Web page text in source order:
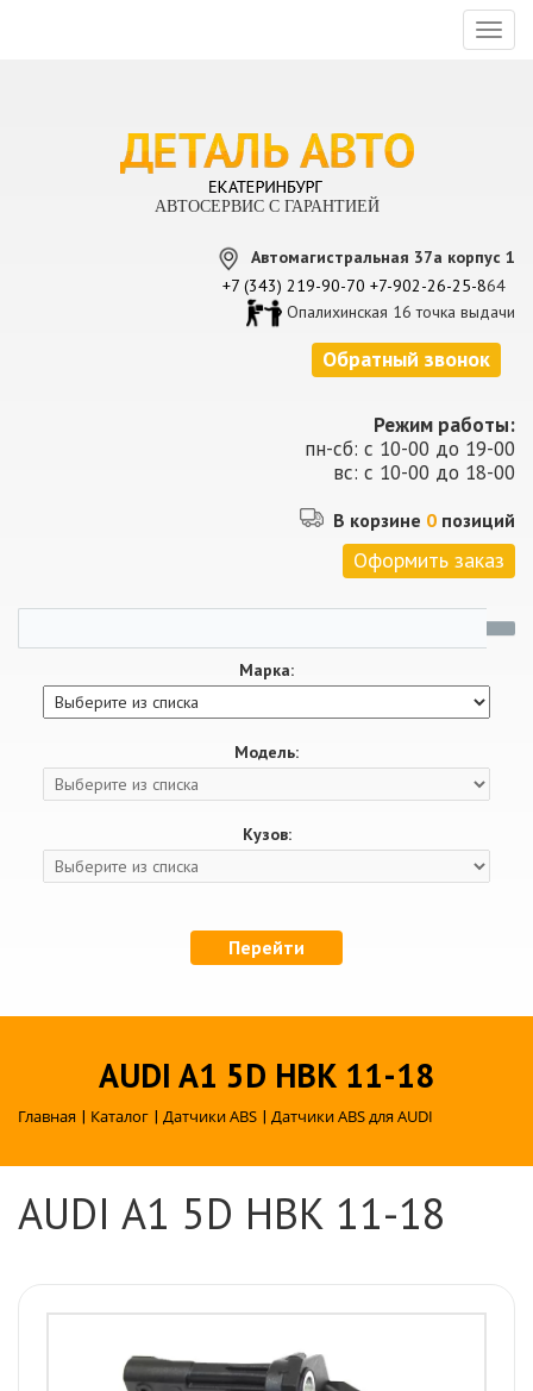
АВТОСЕРВИС С ГАРАНТИЕЙ
Автомагистральная 37а корпус 1
+7 (343) 219-90-70 +7-902-26-25-864
Опалихинская 16 точка выдачи
Обратный звонок
Режим работы:
пн-сб: с 10-00 до 19-00
вс: с 10-00 до 18-00
В корзине 0 позиций
Оформить заказ
Марка:
Модель:
Кузов:
Перейти
AUDI A1 5D HBK 11-18
Главная | Каталог | Датчики ABS | Датчики ABS для AUDI
AUDI A1 5D HBK 11-18